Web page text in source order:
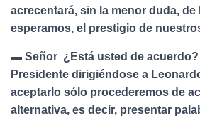
acrecentará, sin la menor duda, de
esperamos, el prestigio de
▬ Señor ¿Está usted de
Presidente dirigiéndose a
aceptarlo sólo procederemos de
alternativa, es decir, presentar